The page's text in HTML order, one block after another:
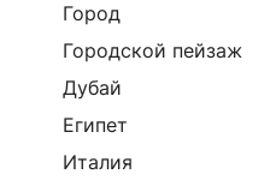
Город
Городской пейзаж
Дубай
Египет
Италия